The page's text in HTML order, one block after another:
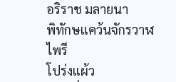
อริราช มลายนา
พิทักษแคว้นจักรวาฬ
ไพรี
โปร่งแผ้ว